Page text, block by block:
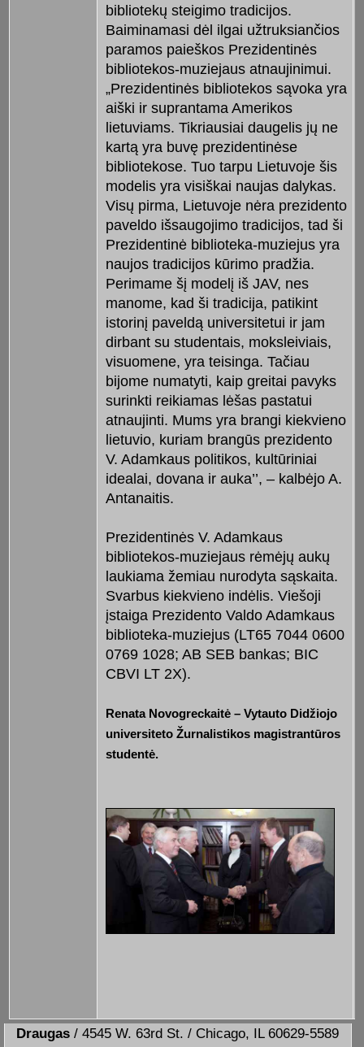
bibliotekų steigimo tradicijos.
Baiminamasi dėl ilgai užtruksiančios
paramos paieškos Prezidentinės
bibliotekos-muziejaus atnaujinimui.
„Prezidentinės bibliotekos sąvoka yra
aiški ir suprantama Amerikos
lietuviams. Tikriausiai daugelis jų ne
kartą yra buvę prezidentinėse
bibliotekose. Tuo tarpu Lietuvoje šis
modelis yra visiškai naujas dalykas.
Visų pirma, Lietuvoje nėra prezidento
paveldo išsaugojimo tradicijos, tad ši
Prezidentinė biblioteka-muziejus yra
naujos tradicijos kūrimo pradžia.
Perimame šį modelį iš JAV, nes
manome, kad ši tradicija, patikint
istorinį paveldą universitetui ir jam
dirbant su studentais, moksleiviais,
visuomene, yra teisinga. Tačiau
bijome numatyti, kaip greitai pavyks
surinkti reikiamas lėšas pastatui
atnaujinti. Mums yra brangi kiekvieno
lietuvio, kuriam brangūs prezidento
V. Adamkaus politikos, kultūriniai
idealai, dovana ir auka’’, – kalbėjo A.
Antanaitis.
Prezidentinės V. Adamkaus
bibliotekos-muziejaus rėmėjų aukų
laukiama žemiau nurodyta sąskaita.
Svarbus kiekvieno indėlis. Viešoji
įstaiga Prezidento Valdo Adamkaus
biblioteka-muziejus (LT65 7044 0600
0769 1028; AB SEB bankas; BIC
CBVI LT 2X).
Renata Novogreckaitė – Vytauto Didžiojo
universiteto Žurnalistikos magistrantūros
studentė.
Draugas / 4545 W. 63rd St. / Chicago, IL 60629-5589